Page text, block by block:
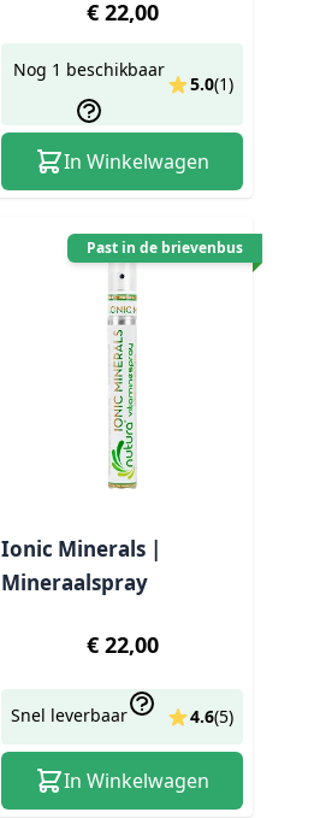
€ 22,00
Nog 1 beschikbaar
5.0(1)
In Winkelwagen
Past in de brievenbus
Ionic Minerals |
Mineraalspray
€ 22,00
Snel leverbaar 4.6(5)
In Winkelwagen